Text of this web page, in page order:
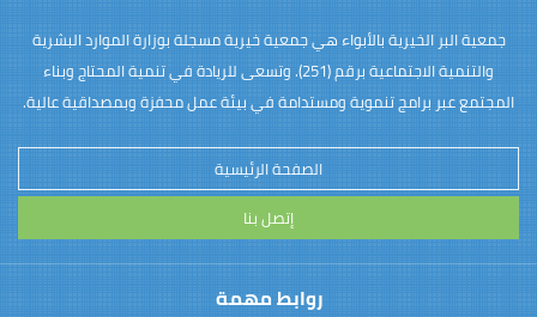
جمعية البر الخيرية بالأبواء هي جمعية خيرية مسجلة بوزارة الموارد البشرية
والتنمية الاجتماعية برقم (251). وتسعى للريادة في تنمية المحتاج وبناء
المجتمع عبر برامج تنموية ومستدامة في بيئة عمل محفزة وبمصداقية عالية.
الصفحة الرئيسية
إتصل بنا
روابط مهمة